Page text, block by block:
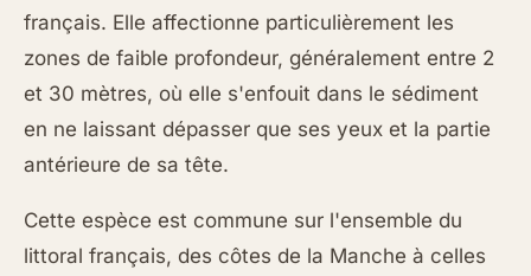
français. Elle affectionne particulièrement les
zones de faible profondeur, généralement entre 2
et 30 mètres, où elle s'enfouit dans le sédiment
en ne laissant dépasser que ses yeux et la partie
antérieure de sa tête.
Cette espèce est commune sur l'ensemble du
littoral français, des côtes de la Manche à celles